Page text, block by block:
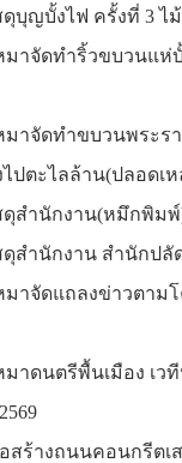
บุญบั้งไฟ ครั้งที่ 3 ไ
มาจัดทำริ้วขบวนแ
มาจัดทำขบวนพระ
ตะไลล้าน(ปลอดเ
สำนักงาน(หมึกพิม
สำนักงาน สำนักปลั
มาจัดแถลงข่าวตา
มาดนตรีพื้นเมือง
ร้างถนนคอนกรีตเ